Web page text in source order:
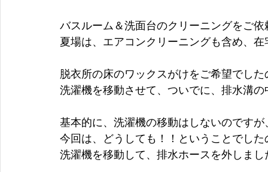
バスルーム＆洗面台のクリーニングをご
夏場は、エアコンクリーニングも含め、
脱衣所の床のワックスがけをご希望でした
洗濯機を移動させて、ついでに、排水溝
基本的に、洗濯機の移動はしないのですが
今回は、どうしても！！ということでした
洗濯機を移動して、排水ホースを外しまし